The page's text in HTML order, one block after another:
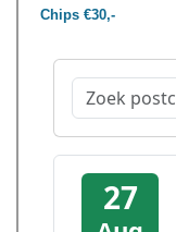
Chips €30,-